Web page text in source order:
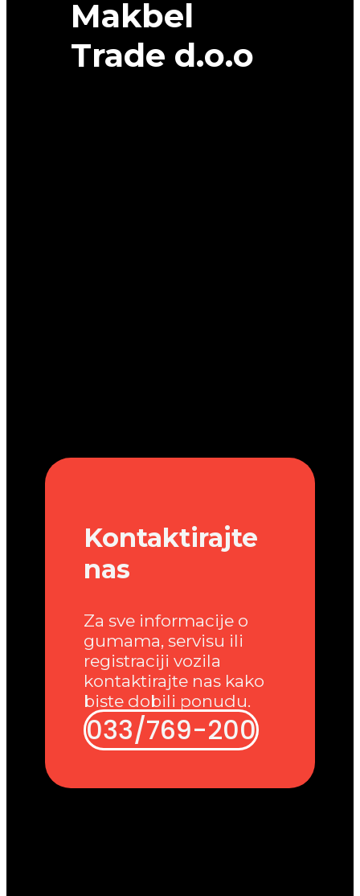
Makbel
Trade d.o.o
Kontaktirajte
nas
Za sve informacije o
gumama, servisu ili
registraciji vozila
kontaktirajte nas kako
biste dobili ponudu.
033/769-200